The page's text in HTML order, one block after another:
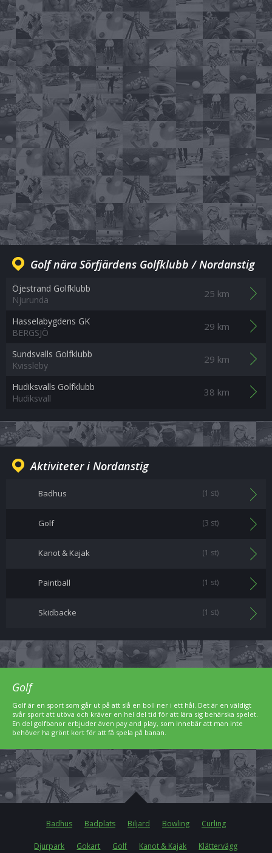
Golf nära Sörfjärdens Golfklubb / Nordanstig
Öjestrand Golfklubb
Njurunda
25 km
Hasselabygdens GK
BERGSJÖ
29 km
Sundsvalls Golfklubb
Kvissleby
29 km
Hudiksvalls Golfklubb
Hudiksvall
38 km
Aktiviteter i Nordanstig
Badhus (1 st)
Golf (3 st)
Kanot & Kajak (1 st)
Paintball (1 st)
Skidbacke (1 st)
Golf
Golf är en sport som går ut på att slå en boll ner i ett hål. Det är en väldigt
svår sport att utöva och kräver en hel del tid för att lära sig behärska spelet.
En del golfbanor erbjuder även pay and play, som innebär att man inte
behöver ha grönt kort för att få spela på banan.
Badhus Badplats Biljard Bowling Curling
Djurpark Gokart Golf Kanot & Kajak Klättervägg